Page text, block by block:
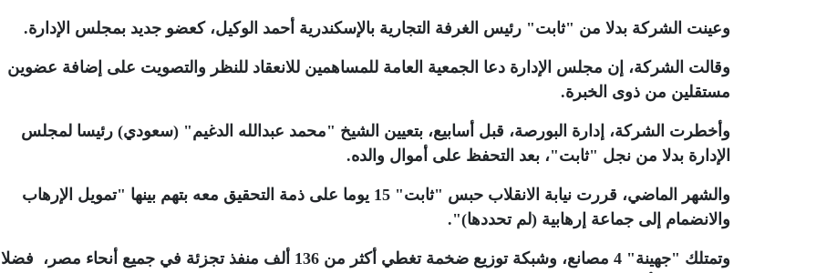
وعينت الشركة بدلا من "ثابت" رئيس الغرفة التجارية بالإسكندرية أحمد الوكيل، كعضو جديد بمجلس الإدارة.
وقالت الشركة، إن مجلس الإدارة دعا الجمعية العامة للمساهمين للانعقاد للنظر والتصويت على إضافة عضوين
مستقلين من ذوى الخبرة.
وأخطرت الشركة، إدارة البورصة، قبل أسابيع، بتعيين الشيخ "محمد عبدالله الدغيم" (سعودي) رئيسا لمجلس
الإدارة بدلا من نجل "ثابت"، بعد التحفظ على أموال والده.
والشهر الماضي، قررت نيابة الانقلاب حبس "ثابت" 15 يوما على ذمة التحقيق معه بتهم بينها "تمويل الإرهاب
والانضمام إلى جماعة إرهابية (لم تحددها)".
وتمتلك "جهينة" 4 مصانع، وشبكة توزيع ضخمة تغطي أكثر من 136 ألف منفذ تجزئة في جميع أنحاء مصر، فضلا